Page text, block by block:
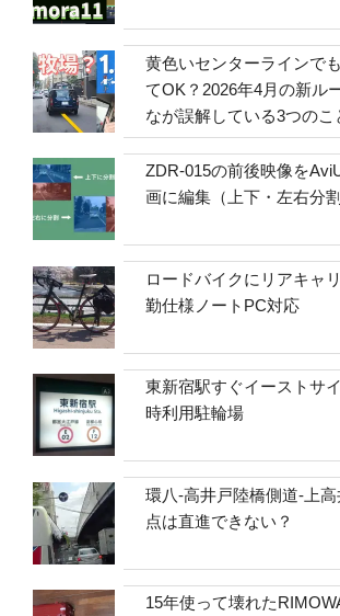
黄色いセンターラインで
てOK？2026年4月の新ル
なが誤解している3つのこ
ZDR-015の前後映像を
画に編集（上下・左右分割
ロードバイクにリアキャ
勤仕様ノートPC対応
東新宿駅すぐイーストサ
時利用駐輪場
環八-高井戸陸橋側道-上
点は直進できない？
15年使って壊れた